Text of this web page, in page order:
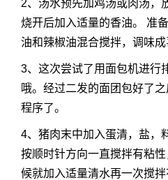
2、汤水预先加鸡汤或肉汤，
烧开后加入适量的香油。 准
油和辣椒油混合搅拌，调味成
3、这次尝试了用面包机进行
哦。经过二发的面团包好了
程序了。
4、猪肉末中加入蛋清，盐，
按顺时针方向一直搅拌有粘
候就加入适量清水再一次搅